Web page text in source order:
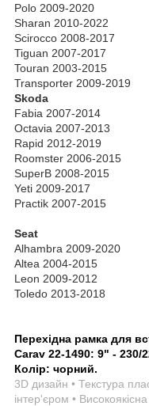
Polo 2009-2020
Sharan 2010-2022
Scirocco 2008-2017
Tiguan 2007-2017
Touran 2003-2015
Transporter 2009-2019
Skoda
Fabia 2007-2014
Octavia 2007-2013
Rapid 2012-2019
Roomster 2006-2015
SuperB 2008-2015
Yeti 2009-2017
Practik 2007-2015
Seat
Alhambra 2009-2020
Altea 2004-2015
Leon 2009-2012
Toledo 2013-2018
Перехідна рамка для
Carav 22-1490: 9" - 230/
Колір: чорний.
3D дизайн • Текстура
інтер'єром •